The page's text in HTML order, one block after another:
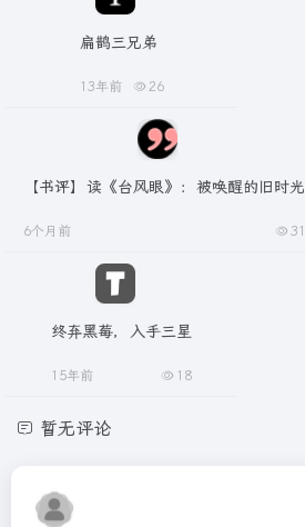
扁鹊三兄弟
13年前 26
【书评】读《台风眼》：被唤醒的旧时光
6个月前 31
终弃黑莓，入手三星
15年前 18
暂无评论